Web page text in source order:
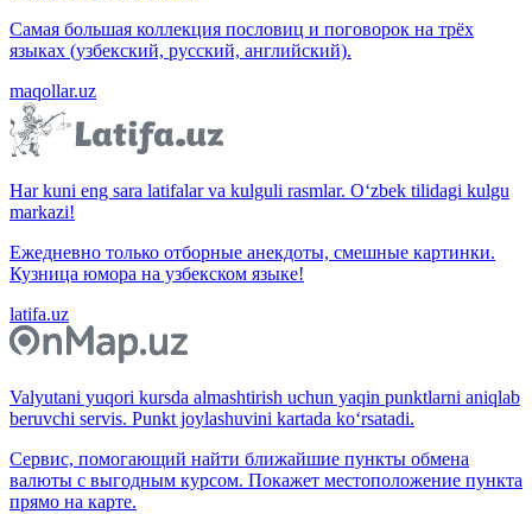
Самая большая коллекция пословиц и поговорок на трёх
языках (узбекский, русский, английский).
maqollar.uz
Har kuni eng sara latifalar va kulguli rasmlar. O‘zbek tilidagi kulgu
markazi!
Ежедневно только отборные анекдоты, смешные картинки.
Кузница юмора на узбекском языке!
latifa.uz
Valyutani yuqori kursda almashtirish uchun yaqin punktlarni aniqlab
beruvchi servis. Punkt joylashuvini kartada ko‘rsatadi.
Сервис, помогающий найти ближайшие пункты обмена
валюты с выгодным курсом. Покажет местоположение пункта
прямо на карте.